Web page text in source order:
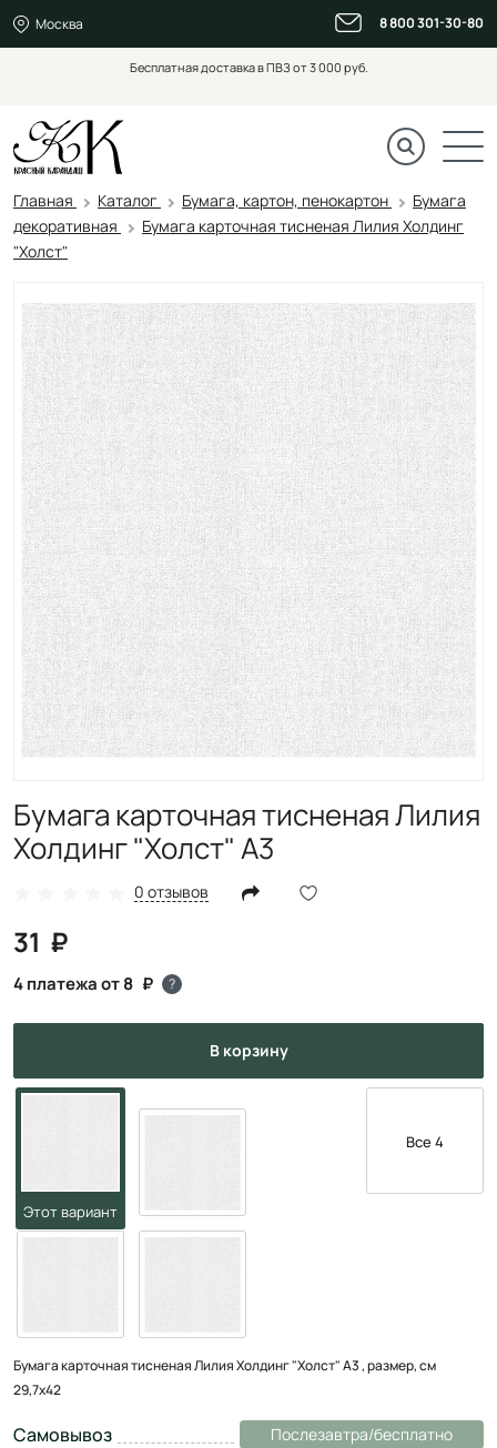
Москва 8 800 301-30-80
Бесплатная доставка в ПВЗ от 3 000 руб.
Главная Каталог Бумага, картон, пенокартон
Бумага
декоративная
Бумага карточная тисненая Лилия Холдинг
"Холст"
Бумага карточная тисненая Лилия
Холдинг "Холст" А3
0 отзывов
31
4 платежа от 8 ?
в корзину
Все 4
Бумага карточная тисненая Лилия Холдинг "Холст" А3 , размер, см
29,7х42
Самовывоз Послезавтра/бесплатно